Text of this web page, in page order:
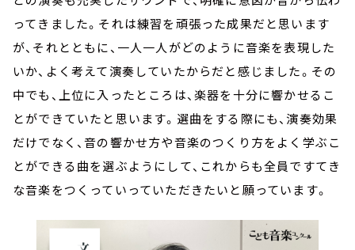
ってきました。それは練習を頑張った成果だと思います
が、それとともに、一人一人がどのように音楽を表現した
いか、よく考えて演奏していたからだと感じました。その
中でも、上位に入ったところは、楽器を十分に響かせるこ
とができていたと思います。選曲をする際にも、演奏効果
だけでなく、音の響かせ方や音楽のつくり方をよく学ぶこ
とができる曲を選ぶようにして、これからも全員ですてき
な音楽をつくっていっていただきたいと願っています。